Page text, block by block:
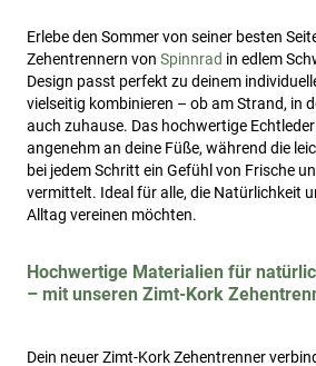
Erlebe den Sommer von seiner besten
Zehentrennern von Spinnrad in edlem
Design passt perfekt zu deinem
vielseitig kombinieren – ob am Strand, in
auch zuhause. Das hochwertige
angenehm an deine Füße, während die
bei jedem Schritt ein Gefühl von Frische
vermittelt. Ideal für alle, die Natürlichkeit
Alltag vereinen möchten.
Hochwertige Materialien für
– mit unseren Zimt-Kork
Dein neuer Zimt-Kork Zehentrenner